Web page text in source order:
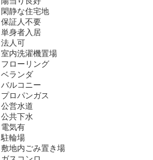
閑静な住宅地
保証人不要
単身者入居
法人可
室内洗濯機置場
フローリング
ベランダ
バルコニー
プロパンガス
公営水道
公共下水
電気有
駐輪場
敷地内ごみ置き場